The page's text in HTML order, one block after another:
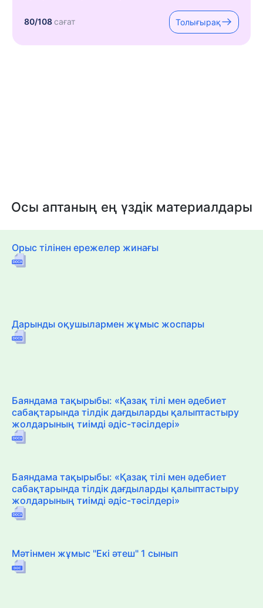
80/108сағат Толығырақ
Осы аптаның ең үздік материалдары
Орыс тілінен ережелер жинағы
Дарынды оқушылармен жұмыс жоспары
Баяндама тақырыбы: «Қазақ тілі мен әдебиет
сабақтарында тілдік дағдыларды қалыптастыру
жолдарының тиімді әдіс-тәсілдері»
Баяндама тақырыбы: «Қазақ тілі мен әдебиет
сабақтарында тілдік дағдыларды қалыптастыру
жолдарының тиімді әдіс-тәсілдері»
Мәтінмен жұмыс "Екі әтеш" 1 сынып